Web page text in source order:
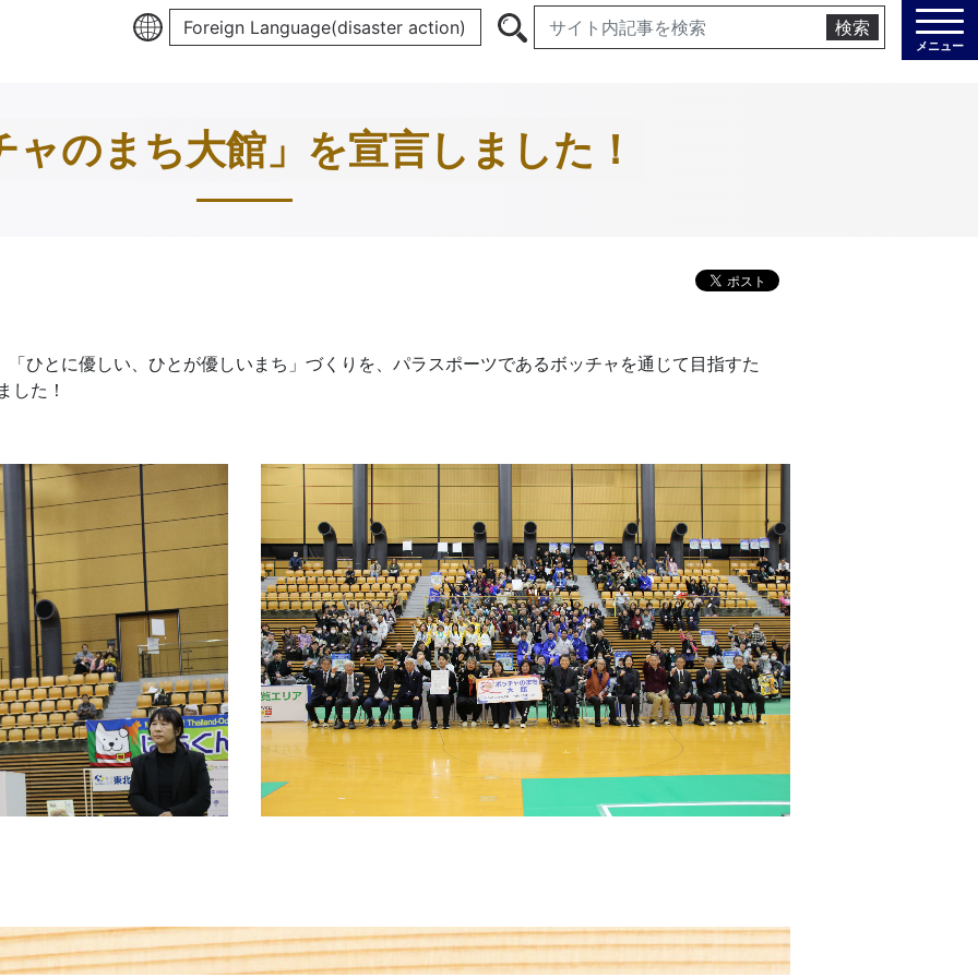
Foreign Language(disaster action) 検索
メニュー
ャのまち大館」を宣言しました！
とに優しい、ひとが優しいまち」づくりを、パラスポーツであるボッチャを通じて目指すた
した！